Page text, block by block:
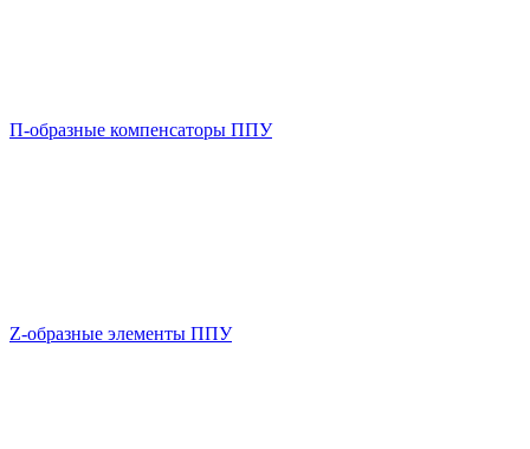
П-образные компенсаторы ППУ
Z-образные элементы ППУ